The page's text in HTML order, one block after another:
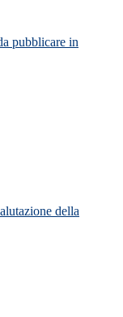
pubblicare in
della